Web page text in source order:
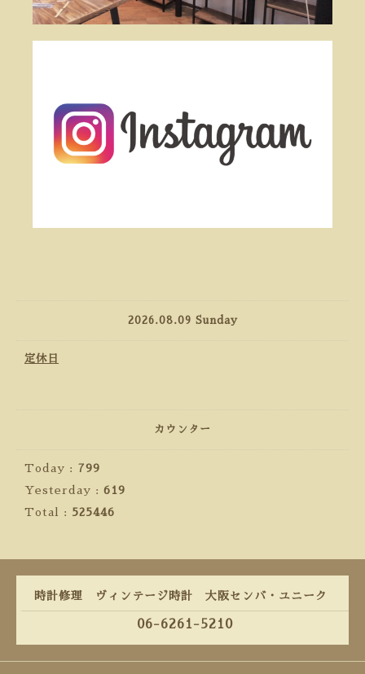
2026.08.09 Sunday
定休日
カウンター
Today : 799
Yesterday : 619
Total : 525446
時計修理 ヴィンテージ時計 大阪センバ・ユニーク
06-6261-5210